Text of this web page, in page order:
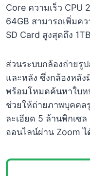
Core ความเร็ว CPU
64GB สามารถเพิ่มค
SD Card สูงสุดถึง
ส่วนระบบกล้องถ่ายรู
และหลัง ซึ่งกล้องหลัง
พร้อมโหมดค้นหาใบห
ช่วยให้ถ่ายภาพบุคคล
ละเอียด 5 ล้านพิกเซ
ออนไลน์ผ่าน Zoom ไ